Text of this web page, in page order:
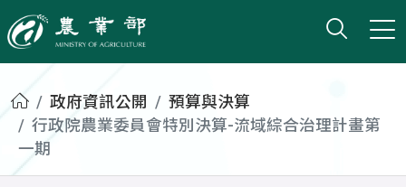
農業部
打開
小版
首頁政府資訊公開
預算與決算
行政院農業委員會特別決算-流域綜合治理計畫第
一期